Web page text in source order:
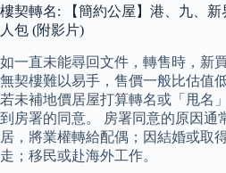
樓契轉名: 【簡約公屋】港、九、
人包 (附影片)
如一直未能尋回文件，轉售時，新
無契樓難以易手，售價一般比估值
若未補地價居屋打算轉名或「甩名
到房署的同意。 房署同意的原因通
居，將業權轉給配偶；因結婚或取
走；移民或赴海外工作。